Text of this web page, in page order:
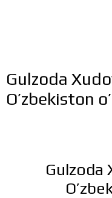
Gulzoda
O’zbekiston
Gulzoda